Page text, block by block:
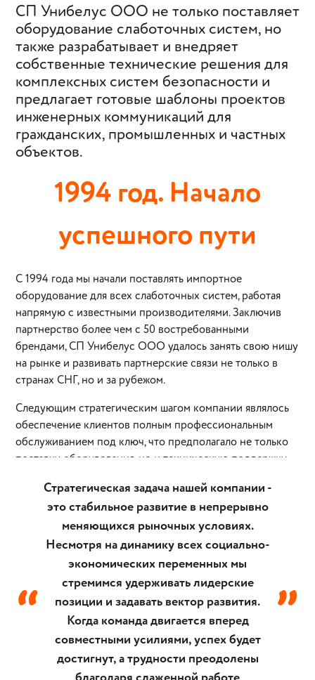
СП Унибелус ООО не только поставляет
оборудование слаботочных систем, но
также разрабатывает и внедряет
собственные технические решения для
комплексных систем безопасности и
предлагает готовые шаблоны проектов
инженерных коммуникаций для
гражданских, промышленных и частных
объектов.
1994 год. Начало
успешного пути
С 1994 года мы начали поставлять импортное
оборудование для всех слаботочных систем, работая
напрямую с известными производителями. Заключив
партнерство более чем с 50 востребованными
брендами, СП Унибелус ООО удалось занять свою нишу
на рынке и развивать партнерские связи не только в
странах СНГ, но и за рубежом.
Следующим стратегическим шагом компании являлось
обеспечение клиентов полным профессиональным
обслуживанием под ключ, что предполагало не только
поставку оборудования, но и техническую поддержку
значительно сократить издержки и завоевать доверие
клиентов и партнеров, не только укрепить, но и
расширить профессиональные связи.
Наши специалисты сопровождают клиента на всем пути
от проектирования до запуска системы:
✓
Инженер расскажет о технических особенностях
оборудования слаботочных систем и подберет
оптимальное оборудование для вашего объекта;
Специалисты проектного и технического отделов
формируют готовое решение в соответствии с
“
Стратегическая задача нашей компании -
это стабильное развитие в непрерывно
меняющихся рыночных условиях.
Несмотря на динамику всех социально-
экономических переменных мы
стремимся удерживать лидерские
позиции и задавать вектор развития.
Когда команда двигается вперед
совместными усилиями, успех будет
достигнут, а трудности преодолены
”